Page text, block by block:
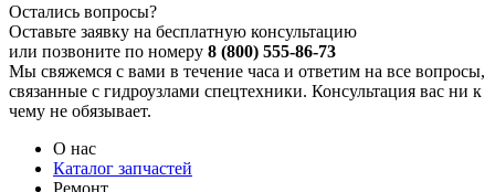
Остались вопросы?
Оставьте заявку на бесплатную консультацию
или позвоните по номеру 8 (800) 555-86-73
Мы свяжемся с вами в течение часа и ответим на все вопросы,
связанные с гидроузлами спецтехники. Консультация вас ни к
чему не обязывает.
О нас
Каталог запчастей
Ремонт